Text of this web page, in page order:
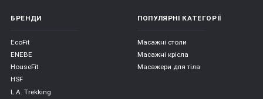
БРЕНДИ
EcoFit
ENEBE
HouseFit
HSF
L.A. Trekking
ПОПУЛЯРНІ КАТЕГОРІЇ
Масажні столи
Масажні крісла
Масажери для тіла